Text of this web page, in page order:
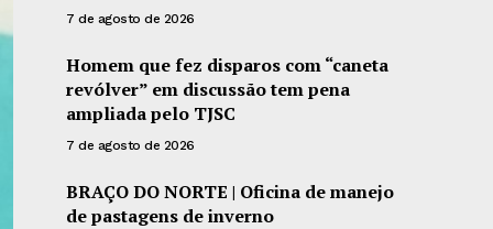
7 de agosto de 2026
Homem que fez disparos com “caneta
revólver” em discussão tem pena
ampliada pelo TJSC
7 de agosto de 2026
BRAÇO DO NORTE | Oficina de manejo
de pastagens de inverno